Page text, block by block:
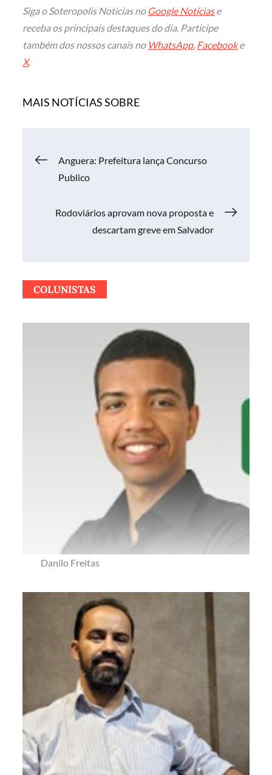
Siga o Soteropolis Noticias no Google Notíciase
receba os principais destaques do dia. Participe
também dos nossos canais no WhatsApp, Facebooke
X.
MAIS NOTÍCIAS SOBRE
Navegação
Anguera: Prefeitura lança Concurso
Publico
Rodoviários aprovam nova proposta e
descartam greve em Salvador
COLUNISTAS
Danilo Freitas